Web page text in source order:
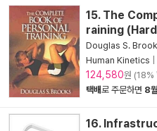
15. The
raining
Douglas S.
Human Kinetics
124,580원 (18%
택배로 주문하면 8
16.